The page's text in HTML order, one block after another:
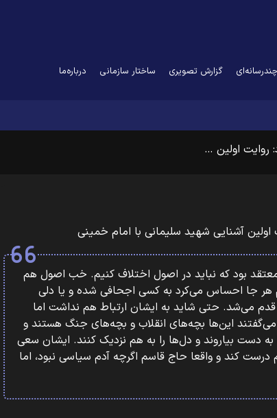
چندرسانه‌ای گزارش تصویری ساختار سازمانی درباره‌ما
اولین …
آشنایی شهید سلیمانی با امام خمینی
بود که نباید در اصول اختلاف کنیم. خب اصول هم
جا احساس می‌کرد به کسی اجحافی شده و یا دلی
می‌شد. حتی شاید به ایشان ارتباط هم نداشت اما
این‌ها بچه‌های انقلاب و بچه‌های جنگ هستند و
دست بیاروند و دل‌ها را به هم نزدیک کنند. ایشان سعی
درست کند و واقعا حاج قاسم اگرچه آدم سیاسی نبود، اما